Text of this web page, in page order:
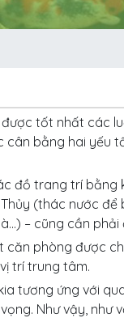
tốt nhất các
bằng hai yếu
đồ trang trí bằng
(thác nước để
– cũng cần
căn phòng được
trí trung tâm.
tương ứng với
Như vậy,